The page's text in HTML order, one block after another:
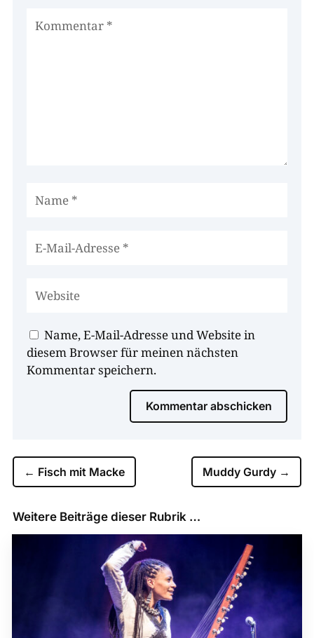
Name, E-Mail-Adresse und Website in
diesem Browser für meinen nächsten
Kommentar speichern.
Kommentar abschicken
← Fisch mit Macke Muddy Gurdy →
Weitere Beiträge dieser Rubrik …